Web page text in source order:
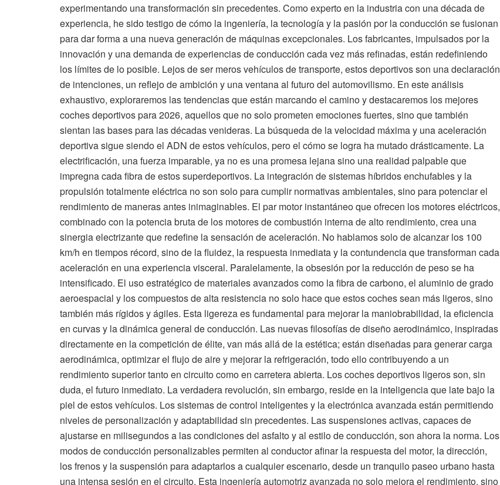
experimentando una transformación sin precedentes. Como experto en la industria con una década de
experiencia, he sido testigo de cómo la ingeniería, la tecnología y la pasión por la conducción se fusionan
para dar forma a una nueva generación de máquinas excepcionales. Los fabricantes, impulsados por la
innovación y una demanda de experiencias de conducción cada vez más refinadas, están redefiniendo
los límites de lo posible. Lejos de ser meros vehículos de transporte, estos deportivos son una declaración
de intenciones, un reflejo de ambición y una ventana al futuro del automovilismo. En este análisis
exhaustivo, exploraremos las tendencias que están marcando el camino y destacaremos los mejores
coches deportivos para 2026, aquellos que no solo prometen emociones fuertes, sino que también
sientan las bases para las décadas venideras. La búsqueda de la velocidad máxima y una aceleración
deportiva sigue siendo el ADN de estos vehículos, pero el cómo se logra ha mutado drásticamente. La
electrificación, una fuerza imparable, ya no es una promesa lejana sino una realidad palpable que
impregna cada fibra de estos superdeportivos. La integración de sistemas híbridos enchufables y la
propulsión totalmente eléctrica no son solo para cumplir normativas ambientales, sino para potenciar el
rendimiento de maneras antes inimaginables. El par motor instantáneo que ofrecen los motores eléctricos,
combinado con la potencia bruta de los motores de combustión interna de alto rendimiento, crea una
sinergia electrizante que redefine la sensación de aceleración. No hablamos solo de alcanzar los 100
km/h en tiempos récord, sino de la fluidez, la respuesta inmediata y la contundencia que transforman cada
aceleración en una experiencia visceral. Paralelamente, la obsesión por la reducción de peso se ha
intensificado. El uso estratégico de materiales avanzados como la fibra de carbono, el aluminio de grado
aeroespacial y los compuestos de alta resistencia no solo hace que estos coches sean más ligeros, sino
también más rígidos y ágiles. Esta ligereza es fundamental para mejorar la maniobrabilidad, la eficiencia
en curvas y la dinámica general de conducción. Las nuevas filosofías de diseño aerodinámico, inspiradas
directamente en la competición de élite, van más allá de la estética; están diseñadas para generar carga
aerodinámica, optimizar el flujo de aire y mejorar la refrigeración, todo ello contribuyendo a un
rendimiento superior tanto en circuito como en carretera abierta. Los coches deportivos ligeros son, sin
duda, el futuro inmediato. La verdadera revolución, sin embargo, reside en la inteligencia que late bajo la
piel de estos vehículos. Los sistemas de control inteligentes y la electrónica avanzada están permitiendo
niveles de personalización y adaptabilidad sin precedentes. Las suspensiones activas, capaces de
ajustarse en milisegundos a las condiciones del asfalto y al estilo de conducción, son ahora la norma. Los
modos de conducción personalizables permiten al conductor afinar la respuesta del motor, la dirección,
los frenos y la suspensión para adaptarlos a cualquier escenario, desde un tranquilo paseo urbano hasta
una intensa sesión en el circuito. Esta ingeniería automotriz avanzada no solo mejora el rendimiento, sino